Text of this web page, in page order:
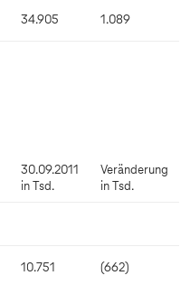
34.905 1.089
30.09.2011
in Tsd.
Veränderung
in Tsd.
10.751 (662)